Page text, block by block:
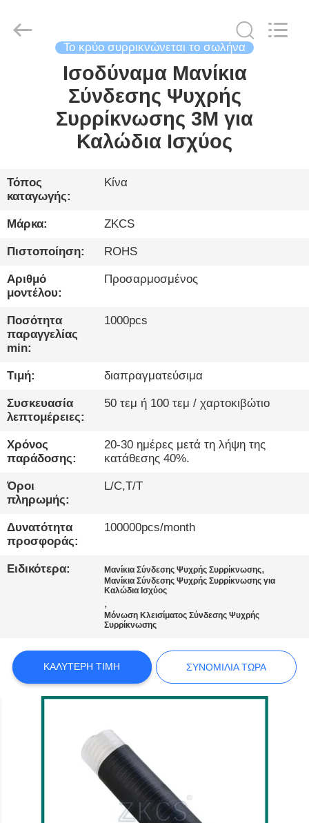
ΠΡΟΪΌΝΤΑ
ΓΙΑ
ΕΜΆΣ
ΞΕΝΆΓΗΣΗ
ΣΤΟ
ΕΡΓΟΣΤΆΣΙΟ
ΠΟΙΟΤΙΚΌΣ
ΈΛΕΓΧΟΣ
ΕΠΙΚΟΙΝΩΝΉΣΤΕ
ΜΑΖΊ
ΜΑΣ
ΕΙΔΉΣΕΙΣ
ΙΣΤΟΛΌΓΙΟ
ΠΟΛΙΤΙΚΉ
INDUSTRIAL
CO.,
Το κρύο συρρικνώνεται το σωλήνα
Ισοδύναμα Μανίκια
Σύνδεσης Ψυχρής
Συρρίκνωσης 3M για
Καλώδια Ισχύος
Τόπος
καταγωγής:
Κίνα
Μάρκα: ZKCS
Πιστοποίηση: ROHS
Αριθμό
μοντέλου:
Προσαρμοσμένος
Ποσότητα
παραγγελίας
min:
1000pcs
Τιμή: διαπραγματεύσιμα
Συσκευασία
λεπτομέρειες:
50 τεμ ή 100 τεμ / χαρτοκιβώτιο
Χρόνος
παράδοσης:
20-30 ημέρες μετά τη λήψη της
κατάθεσης 40%.
Όροι
πληρωμής:
L/C,T/T
Δυνατότητα
προσφοράς:
100000pcs/month
Ειδικότερα: Μανίκια Σύνδεσης Ψυχρής Συρρίκνωσης,
Μανίκια Σύνδεσης Ψυχρής Συρρίκνωσης για
Καλώδια Ισχύος
,
Μόνωση Κλεισίματος Σύνδεσης Ψυχρής
Συρρίκνωσης
ΚΑΛΎΤΕΡΗ ΤΙΜΉ ΣΥΝΟΜΙΛΊΑ ΤΏΡΑ